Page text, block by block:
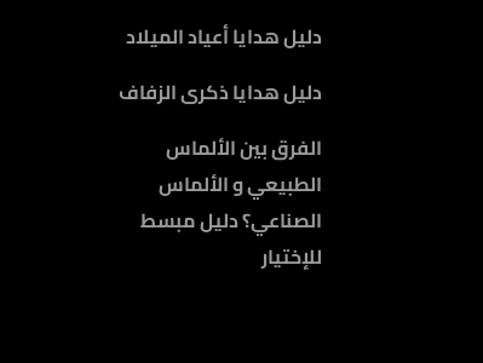
دليل هدايا أعياد الميلاد
دليل هدايا ذكرى الزفاف
الفرق بين الألماس
الطبيعي و الألماس
الصناعي؟ دليل مبسط
للإختيار